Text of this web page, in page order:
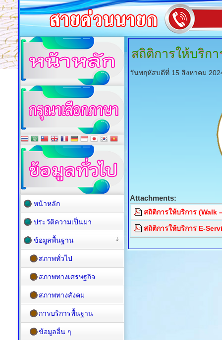
สถิติการให้บริก
วันพฤหัสบดีที่ 15 สิงหาคม
Attachments:
สถิติการให้บริการ (Walk
สถิติการให้บริการ E-
หน้าหลัก
ประวัติความเป็นมา
ข้อมูลพื้นฐาน
สภาพทั่วไป
สภาพทางเศรษฐกิจ
สภาพทางสังคม
การบริการพื้นฐาน
ข้อมูลอื่น ๆ